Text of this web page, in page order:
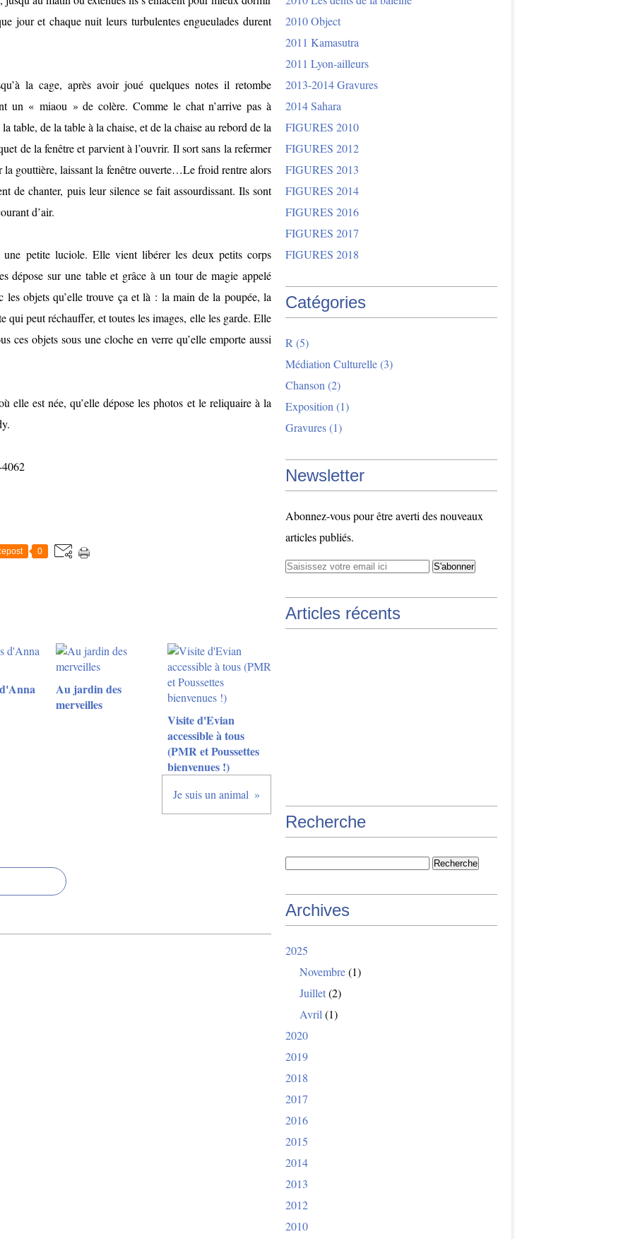
jour et chaque nuit leurs turbulentes engueulades durent
la cage, après avoir joué quelques notes il retombe
un « miaou » de colère. Comme le chat n’arrive pas à
table, de la table à la chaise, et de la chaise au rebord de la
de la fenêtre et parvient à l’ouvrir. Il sort sans la refermer
la gouttière, laissant la fenêtre ouverte…Le froid rentre alors
de chanter, puis leur silence se fait assourdissant. Ils sont
d’air.
petite luciole. Elle vient libérer les deux petits corps
dépose sur une table et grâce à un tour de magie appelé
objets qu’elle trouve ça et là : la main de la poupée, la
qui peut réchauffer, et toutes les images, elle les garde. Elle
ces objets sous une cloche en verre qu’elle emporte aussi
elle est née, qu’elle dépose les photos et le reliquaire à la
0
Au jardin des
merveilles
Visite d'Evian
accessible à tous
(PMR et Poussettes
bienvenues !)
Je suis un animal
2010 Object
2011 Kamasutra
2011 Lyon-ailleurs
2013-2014 Gravures
2014 Sahara
FIGURES 2010
FIGURES 2012
FIGURES 2013
FIGURES 2014
FIGURES 2016
FIGURES 2017
FIGURES 2018
Catégories
R (5)
Médiation Culturelle(3)
Chanson (2)
Exposition (1)
Gravures(1)
Newsletter
Abonnez-vous pour être averti des nouveaux
articles publiés.
Articles récents
Recherche
Archives
2025
Novembre(1)
Juillet(2)
Avril (1)
2020
2019
2018
2017
2016
2015
2014
2013
2012
2010